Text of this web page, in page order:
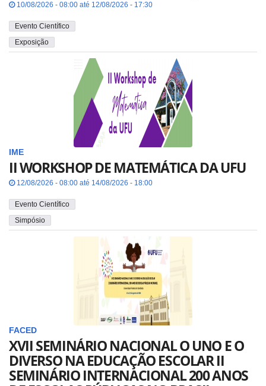
10/08/2026 - 08:00 até 12/08/2026 - 17:30
Evento Científico
Exposição
IME
II WORKSHOP DE MATEMÁTICA DA UFU
12/08/2026 - 08:00 até 14/08/2026 - 18:00
Evento Científico
Simpósio
FACED
XVII SEMINÁRIO NACIONAL O UNO E O
DIVERSO NA EDUCAÇÃO ESCOLAR II
SEMINÁRIO INTERNACIONAL 200 ANOS